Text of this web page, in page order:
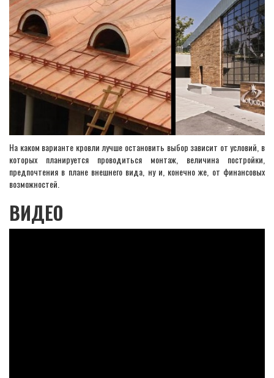
На каком варианте кровли лучше остановить выбор зависит от условий, в
которых планируется проводиться монтаж, величина постройки,
предпочтения в плане внешнего вида, ну и, конечно же, от финансовых
возможностей.
ВИДЕО